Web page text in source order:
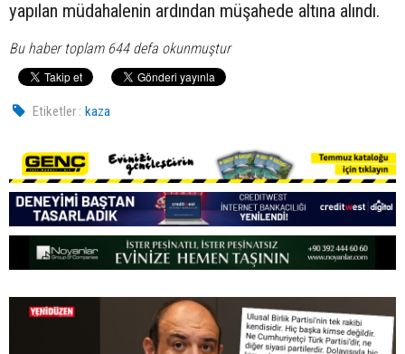
yapılan müdahalenin ardından müşahede altına alındı.
Bu haber toplam 644 defa okunmuştur
Etiketler : kaza